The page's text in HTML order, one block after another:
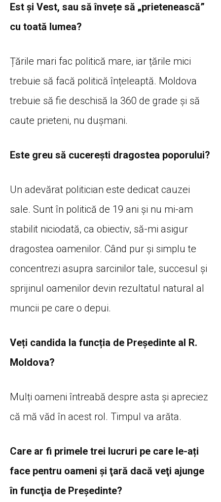
Est și Vest, sau să învețe să „prietenească”
cu toată lumea?
Țările mari fac politică mare, iar țările mici
trebuie să facă politică înțeleaptă. Moldova
trebuie să fie deschisă la 360 de grade și să
caute prieteni, nu dușmani.
Este greu să cucereşti dragostea poporului?
Un adevărat politician este dedicat cauzei
sale. Sunt în politică de 19 ani și nu mi-am
stabilit niciodată, ca obiectiv, să-mi asigur
dragostea oamenilor. Când pur și simplu te
concentrezi asupra sarcinilor tale, succesul și
sprijinul oamenilor devin rezultatul natural al
muncii pe care o depui.
Veți candida la funcția de Președinte al R.
Moldova?
Mulți oameni întreabă despre asta și apreciez
că mă văd în acest rol. Timpul va arăta.
Care ar fi primele trei lucruri pe care le-ați
face pentru oameni și ţară dacă veţi ajunge
în funcţia de Preşedinte?